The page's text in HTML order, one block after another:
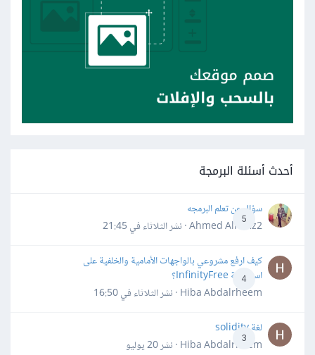
أحدث أسئلة البرمجة
5
سؤال عن تعلم البرمجه
Ahmed Alhafiz2 · نشر
الثلاثاء في 21:45
4
كيف ارفع مشروعي بالواجهات الأمامية والخلفية على
استضافة InfinityFree؟
Hiba Abdalrheem · نشر
الثلاثاء في 16:50
3
لغة solidity
Hiba Abdalrheem · نشر
20 يوليو